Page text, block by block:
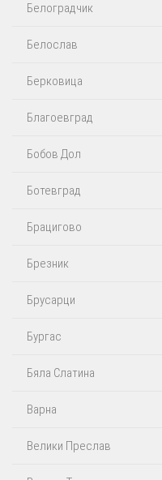
Белоградчик
Белослав
Берковица
Благоевград
Бобов Дол
Ботевград
Брацигово
Брезник
Брусарци
Бургас
Бяла Слатина
Варна
Велики Преслав